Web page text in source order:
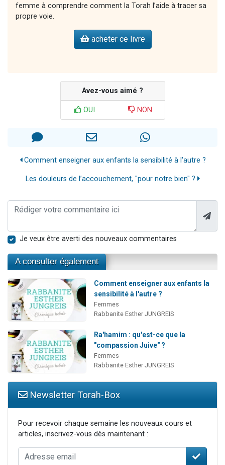
femme à comprendre comment la Torah l’aide à tracer sa
propre voie.
acheter ce livre
Avez-vous aimé ?
OUI NON
Comment enseigner aux enfants la sensibilité à l'autre ?
Les douleurs de l’accouchement, "pour notre bien" ?
Je veux être averti des nouveaux commentaires
A consulter également
Comment enseigner aux enfants la
sensibilité à l'autre ?
Femmes
Rabbanite Esther JUNGREIS
Ra'hamim : qu'est-ce que la
"compassion Juive" ?
Femmes
Rabbanite Esther JUNGREIS
Newsletter Torah-Box
Pour recevoir chaque semaine les nouveaux cours et
articles, inscrivez-vous dès maintenant :